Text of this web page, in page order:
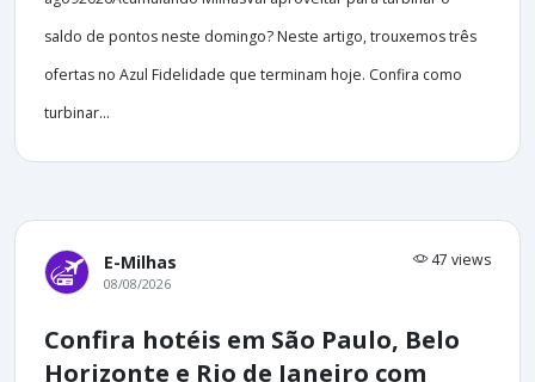
saldo de pontos neste domingo? Neste artigo, trouxemos três
ofertas no Azul Fidelidade que terminam hoje. Confira como
turbinar...
E-Milhas 47 views
08/08/2026
Confira hotéis em São Paulo, Belo
Horizonte e Rio de Janeiro com